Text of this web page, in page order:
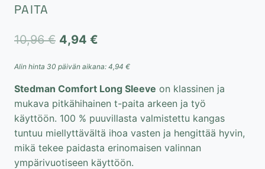
PAITA
10,96€ Alkuperäinen
10,96 €.
4,94 €
4,94 €.
Alin hinta 30 päivän aikana: 4,94 €
Stedman Comfort Long Sleeve on klassinen ja
mukava pitkähihainen t-paita arkeen ja työ
käyttöön. 100 % puuvillasta valmistettu kangas
tuntuu miellyttävältä ihoa vasten ja hengittää hyvin,
mikä tekee paidasta erinomaisen valinnan
ympärivuotiseen käyttöön.